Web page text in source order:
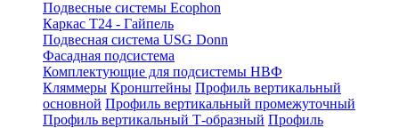
Подвесные системы Ecophon
Каркас Т24 - Гайпель
Подвесная система USG Donn
Фасадная подсистема
Комплектующие для подсистемы НВФ
Кляммеры Кронштейны Профиль вертикальный
основной Профиль вертикальный промежуточный
Профиль вертикальный Т-образный Профиль